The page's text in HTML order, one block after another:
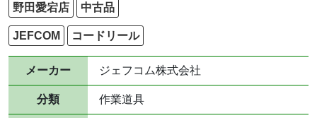
野田愛宕店 中古品
JEFCOM コードリール
メーカー ジェフコム株式会社
分類 作業道具